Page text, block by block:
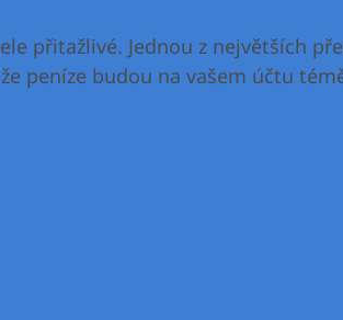
přitažlivé. Jednou z největších
peníze budou na vašem účtu